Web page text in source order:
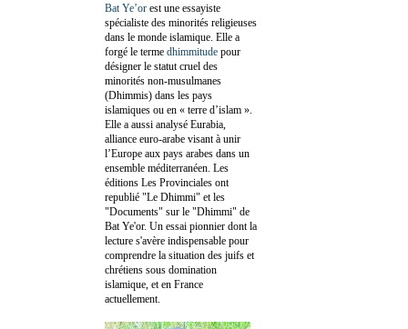
Bat Ye’or est une essayiste
spécialiste des minorités religieuses
dans le monde islamique. Elle a
forgé le terme dhimmitude pour
désigner le statut cruel des
minorités non-musulmanes
(Dhimmis) dans les pays
islamiques ou en « terre d’islam ».
Elle a aussi analysé Eurabia,
alliance euro-arabe visant à unir
l’Europe aux pays arabes dans un
ensemble méditerranéen. Les
éditions Les Provinciales ont
republié "Le Dhimmi" et les
"Documents" sur le "Dhimmi" de
Bat Ye'or. Un essai pionnier dont la
lecture s'avère indispensable pour
comprendre la situation des juifs et
chrétiens sous domination
islamique, et en France
actuellement.